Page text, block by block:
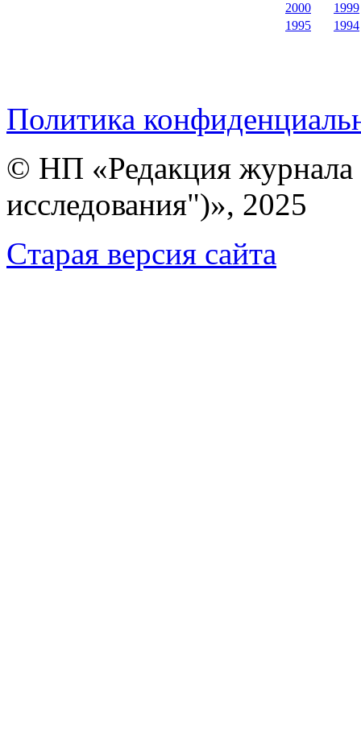
2000
1999
1995
1994
Политика
© НП «Редакция
исследования")», 2025
Cтарая версия сайта